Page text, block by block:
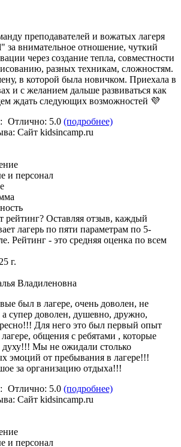
преподавателей и вожатых лагеря
за внимательное отношение, чуткий
через создание тепла, совместности
разных техникам, сложностям.
в которой была новичком. Приехала в
и с желанием дальше развиваться как
ждать следующих возможностей 💜
Отлично: 5.0 (подробнее)
Cайт kidsincamp.ru
и персонал
рейтинг? Оставляя отзыв, каждый
лагерь по пяти параметрам по 5-
Рейтинг - это средняя оценка по всем
г.
Владиленовна
был в лагере, очень доволен, не
а супер доволен, душевно, дружно,
!!! Для него это был первый опыт
общения с ребятами , которые
духу!!! Мы не ожидали столько
эмоций от пребывания в лагере!!!
за организацию отдыха!!!
Отлично: 5.0 (подробнее)
Cайт kidsincamp.ru
и персонал